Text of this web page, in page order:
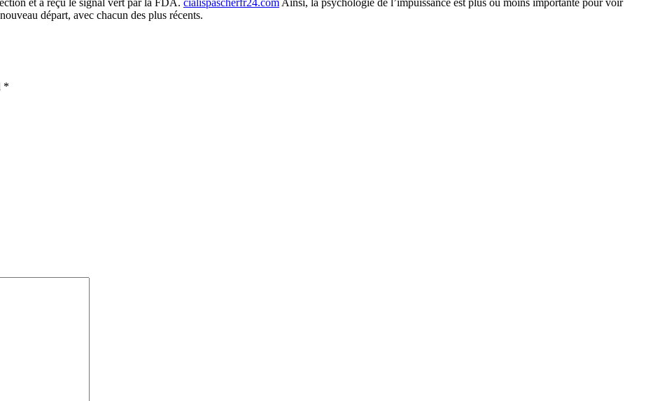
départ, avec chacun des plus récents.
*